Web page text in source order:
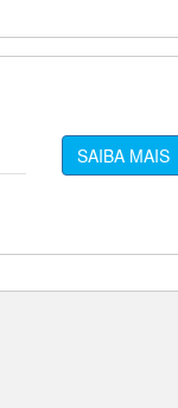
SAIBA MAIS